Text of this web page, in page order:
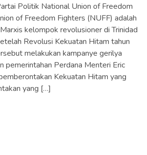
Politik National Union of Freedom
of Freedom Fighters (NUFF) adalah
kelompok revolusioner di Trinidad
Revolusi Kekuatan Hitam tahun
melakukan kampanye gerilya
pemerintahan Perdana Menteri Eric
Kekuatan Hitam yang
yang […]